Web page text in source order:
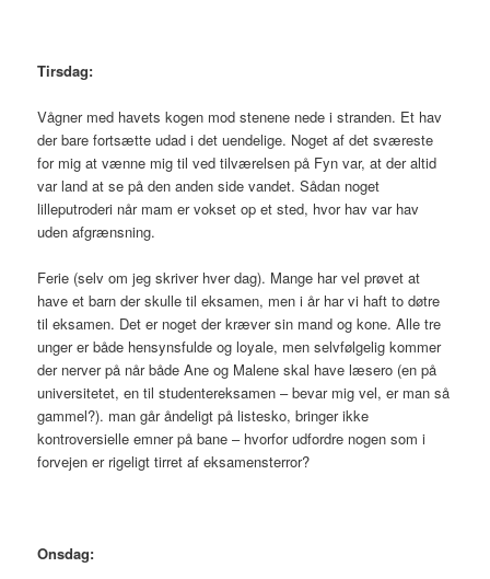
Tirsdag:
Vågner med havets kogen mod stenene nede i stranden. Et hav
der bare fortsætte udad i det uendelige. Noget af det sværeste
for mig at vænne mig til ved tilværelsen på Fyn var, at der altid
var land at se på den anden side vandet. Sådan noget
lilleputroderi når mam er vokset op et sted, hvor hav var hav
uden afgrænsning.
Ferie (selv om jeg skriver hver dag). Mange har vel prøvet at
have et barn der skulle til eksamen, men i år har vi haft to døtre
til eksamen. Det er noget der kræver sin mand og kone. Alle tre
unger er både hensynsfulde og loyale, men selvfølgelig kommer
der nerver på når både Ane og Malene skal have læsero (en på
universitetet, en til studentereksamen – bevar mig vel, er man så
gammel?). man går åndeligt på listesko, bringer ikke
kontroversielle emner på bane – hvorfor udfordre nogen som i
forvejen er rigeligt tirret af eksamensterror?
Onsdag: